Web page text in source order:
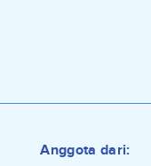
Anggota dari: